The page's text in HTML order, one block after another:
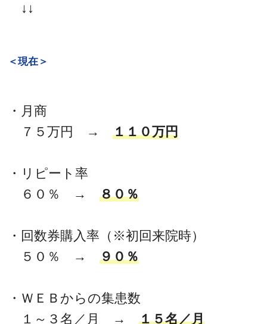
↓↓
＜現在＞
・月商
７５万円 →１１０万円
・リピート率
６０％ →８０％
・回数券購入率（※初回来院時）
５０％ →９０％
・ＷＥＢからの集患数
１～３名／月 →１５名／月